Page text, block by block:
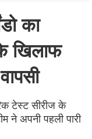
का
खिलाफ
टेस्ट सीरीज के
ने अपनी पहली पारी